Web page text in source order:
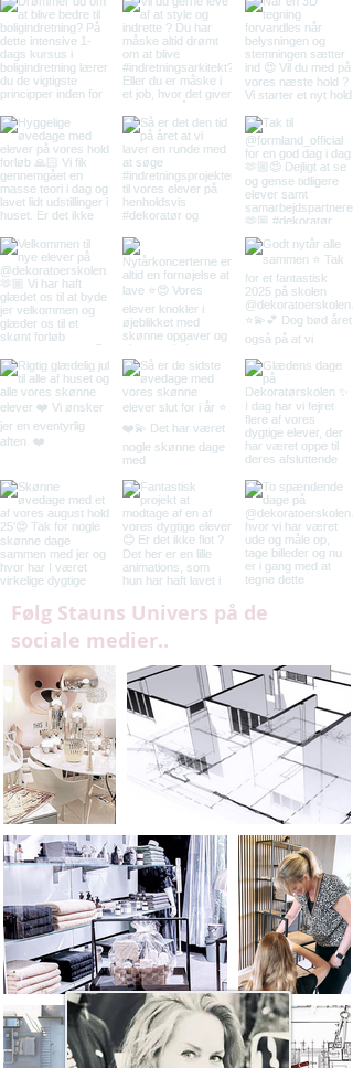
Følg Stauns Univers på de
sociale medier..